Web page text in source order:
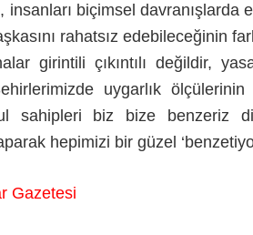
insanları biçimsel davranışlarda
rahatsız edebileceğinin
girintili çıkıntılı değildir,
uygarlık
sahipleri biz bize benzeriz
hepimizi bir güzel
Gazetesi